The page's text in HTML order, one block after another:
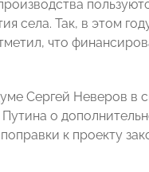
села. Так, в этом
что
Сергей Неверов в
о
к проекту